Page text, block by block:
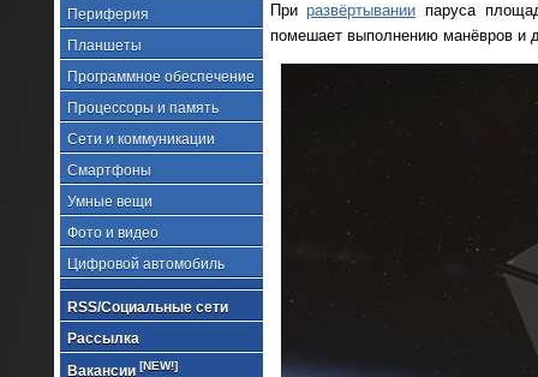
Периферия
Планшеты
Программное обеспечение
Процессоры и память
Сети и коммуникации
Смартфоны
Умные вещи
Фото и видео
Цифровой автомобиль
RSS/Социальные сети
Рассылка
Вакансии [NEW!]
Приразвёртывании паруса
помешает выполнению манёвров и